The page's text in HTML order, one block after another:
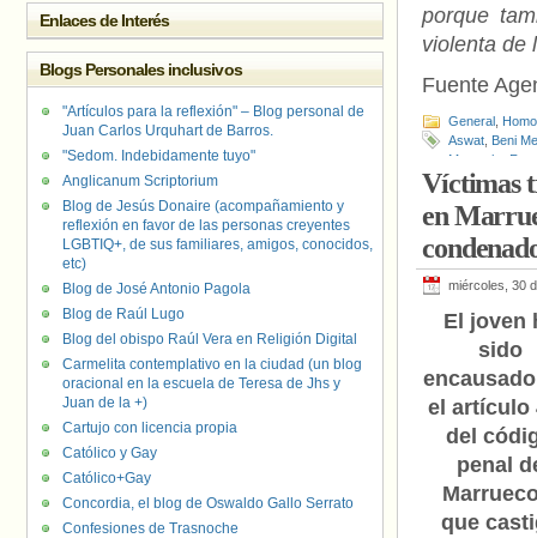
porque
violenta de
Fuente
General
Aswat Beni
Mustapha
Víctimas
en
miércoles, 30
El joven
sido
el artículo
del
penal
que
Enlaces de Interés
Blogs Personales inclusivos
"Artículos para la reflexión" – Blog personal de
Juan Carlos Urquhart de Barros.
"Sedom. Indebidamente tuyo"
Anglicanum Scriptorium
Blog de Jesús Donaire (acompañamiento y
reflexión en favor de las personas creyentes
LGBTIQ+, de sus familiares, amigos, conocidos,
etc)
Blog de José Antonio Pagola
Blog de Raúl Lugo
Blog del obispo Raúl Vera en Religión Digital
Carmelita contemplativo en la ciudad (un blog
oracional en la escuela de Teresa de Jhs y
Juan de la +)
Cartujo con licencia propia
Católico y Gay
Católico+Gay
Concordia, el blog de Oswaldo Gallo Serrato
Confesiones de Trasnoche